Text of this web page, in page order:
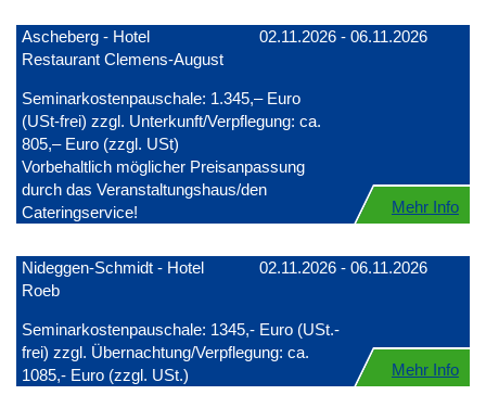
Ascheberg - Hotel
Restaurant Clemens-August
02.11.2026 - 06.11.2026
Seminarkostenpauschale: 1.345,– Euro
(USt-frei) zzgl. Unterkunft/Verpflegung: ca.
805,– Euro (zzgl. USt)
Vorbehaltlich möglicher Preisanpassung
durch das Veranstaltungshaus/den
Cateringservice!
Mehr Info
Nideggen-Schmidt - Hotel
Roeb
02.11.2026 - 06.11.2026
Seminarkostenpauschale: 1345,- Euro (USt.-
frei) zzgl. Übernachtung/Verpflegung: ca.
1085,- Euro (zzgl. USt.)
Mehr Info